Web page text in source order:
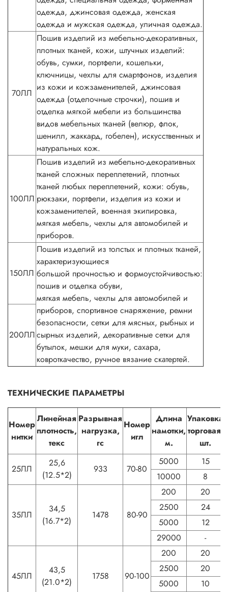
одежда, джинсовая одежда, женская
одежда и мужская одежда, уличная одежда.
70ЛЛ
Пошив изделий из мебельно-декоративных,
плотных тканей, кожи, штучных изделий:
обувь, сумки, портфели, кошельки,
ключницы, чехлы для смартфонов, изделия
из кожи и кожзаменителей, джинсовая
одежда (отделочные строчки), пошив и
отделка мягкой мебели из большинства
видов мебельных тканей (велюр, флок,
шенилл, жаккард, гобелен), искусственных и
натуральных кож.
100ЛЛ
Пошив изделий из мебельно-декоративных
тканей сложных переплетений, плотных
тканей любых переплетений, кожи: обувь,
рюкзаки, портфели, изделия из кожи и
кожзаменителей, военная экипировка,
мягкая мебель, чехлы для автомобилей и
приборов.
150ЛЛ
Пошив изделий из толстых и плотных тканей,
характеризующиеся
большой прочностью и формоустойчивостью:
пошив и отделка обуви,
мягкая мебель, чехлы для автомобилей и
приборов, спортивное снаряжение, ремни
безопасности, сетки для мясных, рыбных и
сырных изделий, декоративные сетки для
бутылок, мешки для муки, сахара,
ковроткачество, ручное вязание скатертей.
200ЛЛ
ТЕХНИЧЕСКИЕ ПАРАМЕТРЫ
Номер
нитки
Линейная
плотность,
текс
Разрывная
нагрузка,
гс
Номер
игл
Длина
намотки,
м.
Упаковка
торговая,
шт.
25ЛЛ
25,6
(12.5*2)
933 70-80
5000
15
10000
8
35ЛЛ
34,5
(16.7*2)
1478 80-90
200
20
2500
24
5000
12
29000
-
45ЛЛ
43,5
(21.0*2)
1758 90-100
200
20
2500
20
5000
10